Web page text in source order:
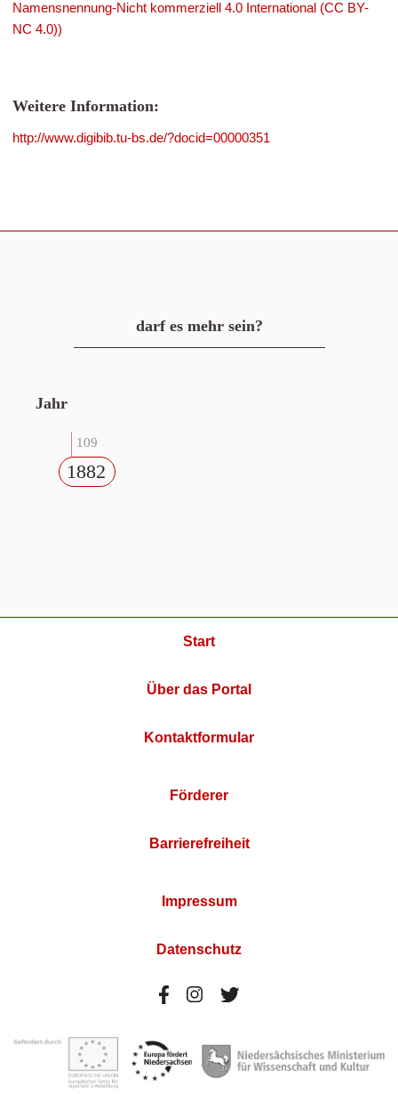
Namensnennung-Nicht kommerziell 4.0 International (CC BY-
NC 4.0))
Weitere Information:
http://www.digibib.tu-bs.de/?docid=00000351
darf es mehr sein?
Jahr
109
1882
Start
Über das Portal
Kontaktformular
Förderer
Barrierefreiheit
Impressum
Datenschutz